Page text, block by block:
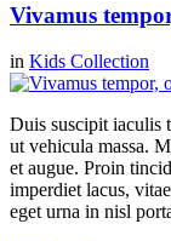
Vivamus
in Kids Collection
Duis suscipit iaculis
ut vehicula massa.
et augue. Proin
imperdiet lacus,
eget urna in nisl